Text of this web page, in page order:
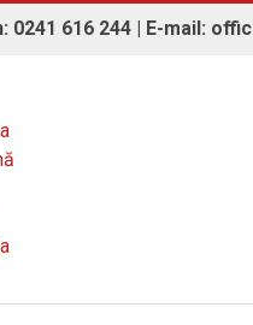
0241 616 244 | E-mail: